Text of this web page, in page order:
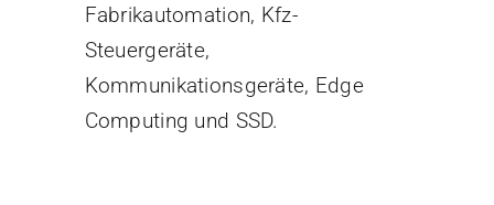
Fabrikautomation, Kfz-
Steuergeräte,
Kommunikationsgeräte, Edge
Computing und SSD.